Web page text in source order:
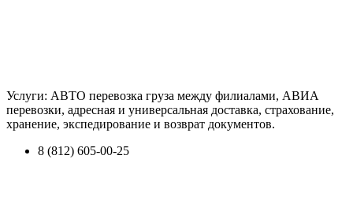
Услуги: АВТО перевозка груза между филиалами, АВИА
перевозки, адресная и универсальная доставка, страхование,
хранение, экспедирование и возврат документов.
8 (812) 605-00-25